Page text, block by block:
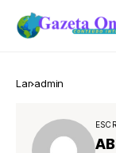
Lar admin